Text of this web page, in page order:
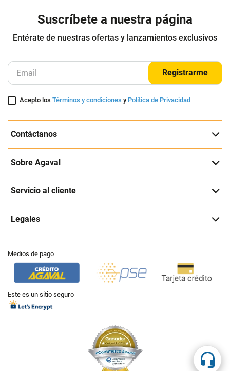
Suscríbete a nuestra página
Entérate de nuestras ofertas y lanzamientos exclusivos
Registrarme
Acepto losTérminos y condiciones y Política de Privacidad
Contáctanos
Sobre Agaval
Servicio al cliente
Legales
Medios de pago
Este es un sitio seguro